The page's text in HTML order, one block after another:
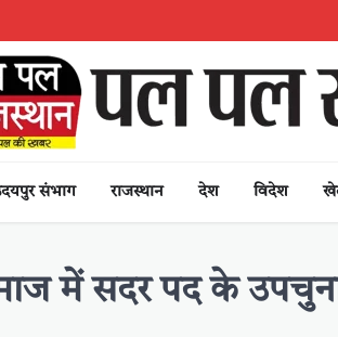
संभाग राजस्थान देश विदेश
में सदर पद के